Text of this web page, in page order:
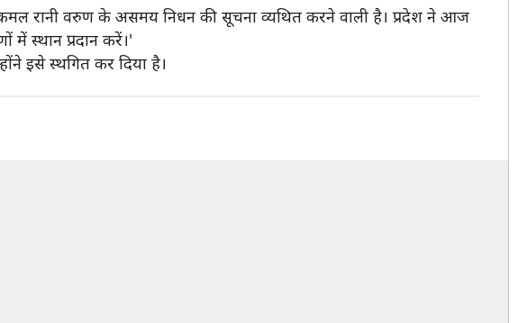
कमल रानी वरुण के असमय निधन की सूचना व्यथित करने वाली है। प्रदेश ने आज
में स्थान प्रदान करें।'
इसे स्थगित कर दिया है।